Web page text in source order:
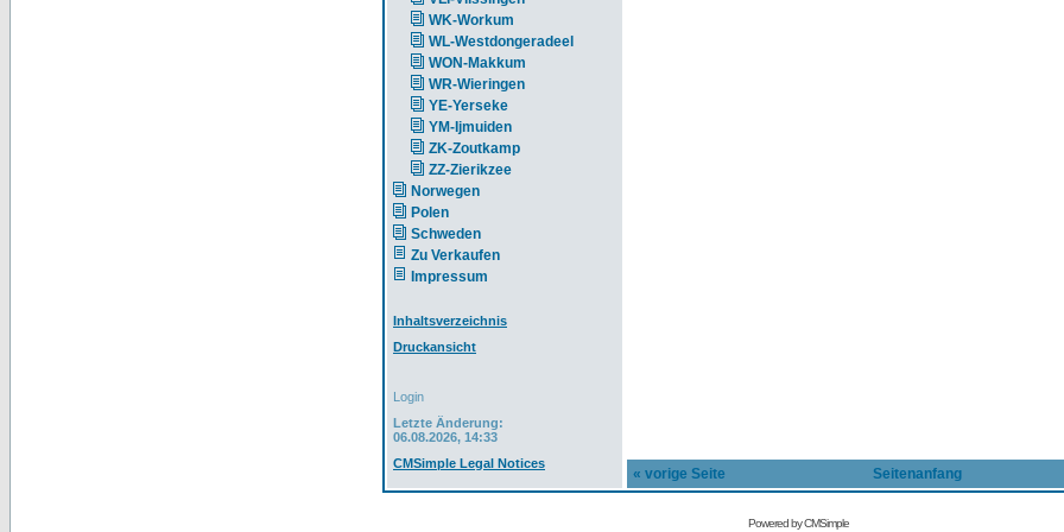
WK-Workum
WL-Westdongeradeel
WON-Makkum
WR-Wieringen
YE-Yerseke
YM-Ijmuiden
ZK-Zoutkamp
ZZ-Zierikzee
Norwegen
Polen
Schweden
Zu Verkaufen
Impressum
Inhaltsverzeichnis
Druckansicht
Login
Letzte Änderung:
06.08.2026, 14:33
CMSimple Legal Notices
« vorige Seite Seitenanfang
Powered by CMSimple